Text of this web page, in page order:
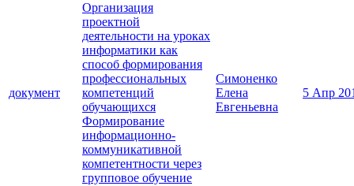
документ
Организация
проектной
деятельности на уроках
информатики как
способ формирования
профессиональных
компетенций
обучающихся
Формирование
информационно-
коммуникативной
компетентности через
групповое обучение
Симоненко
Елена
Евгеньевна
5 Апр